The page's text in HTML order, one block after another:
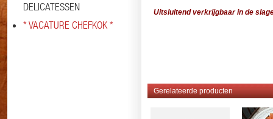
DELICATESSEN
* VACATURE CHEFKOK *
Uitsluitend verkrijgbaar in de
Gerelateerde producten